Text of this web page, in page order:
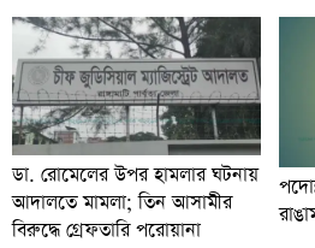
ডা. রোমেলের উপর হামলার ঘটনায়
আদালতে মামলা; তিন আসামীর
বিরুদ্ধে গ্রেফতারি পরোয়ানা